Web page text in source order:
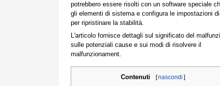
potrebbero essere risolti con un software speciale
gli elementi di sistema e configura le impostazioni
per ripristinare la stabilità.
L'articolo fornisce dettagli sul significato del
sulle potenziali cause e sui modi di risolvere il
malfunzionament.
Contenuti [nascondi ]
Una volta completato il download, fare clic sul
collegamento al file scaricato